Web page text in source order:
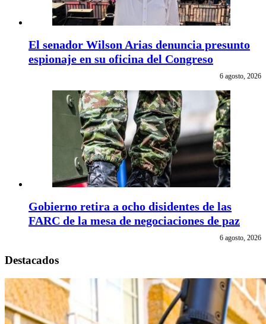
El senador Wilson Arias denuncia presunto
espionaje en su oficina del Congreso
6 agosto, 2026
Gobierno retira a ocho disidentes de las
FARC de la mesa de negociaciones de paz
6 agosto, 2026
Destacados